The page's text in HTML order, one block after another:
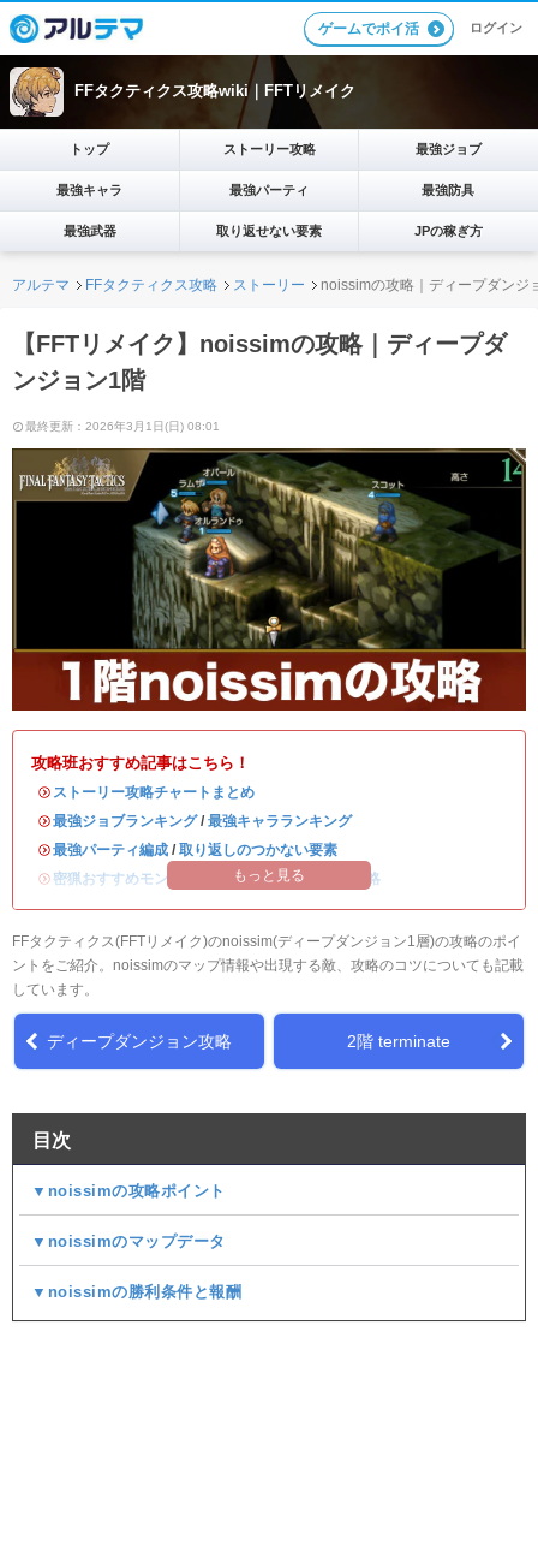
ゲームでポイ活 ログイン
FFタクティクス攻略wiki｜FFTリメイク
トップ ストーリー攻略 最強ジョブ
最強キャラ 最強パーティ 最強防具
最強武器 取り返せない要素 JPの稼ぎ方
アルテマ FFタクティクス攻略 ストーリー noissimの攻略｜ディープダンジ
【FFTリメイク】noissimの攻略｜ディープダ
ンジョン1階
最終更新：2026年3月1日(日) 08:01
攻略班おすすめ記事はこちら！
・ ストーリー攻略チャートまとめ
・最強ジョブランキング/ 最強キャラランキング
・最強パーティ編成 / 取り返しのつかない要素
・ 密猟おすすめモンスター ディープダンジョン攻略
もっと見る
FFタクティクス(FFTリメイク)のnoissim(ディープダンジョン1層)の攻略のポイ
ントをご紹介。noissimのマップ情報や出現する敵、攻略のコツについても記載
しています。
ディープダンジョン攻略 2階 terminate
目次
▼noissimの攻略ポイント
▼noissimのマップデータ
▼noissimの勝利条件と報酬